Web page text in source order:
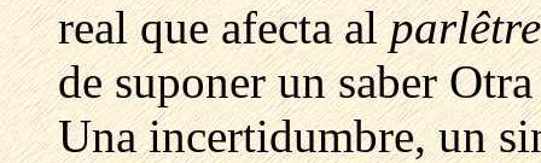
real que afecta al
de suponer un saber
Una incertidumbre, un